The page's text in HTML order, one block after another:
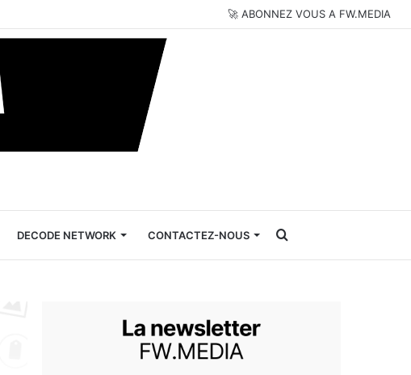
🚀 ABONNEZ VOUS A FW.MEDIA
DECODE NETWORK CONTACTEZ-NOUS Rechercher